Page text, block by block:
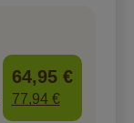
64,95 €
77,94 €